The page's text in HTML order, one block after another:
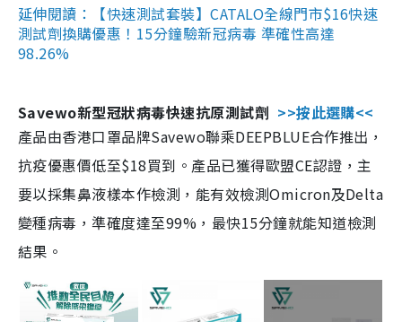
延伸閱讀：【快速測試套裝】CATALO全線門市$16快速
測試劑換購優惠！15分鐘驗新冠病毒 準確性高達
98.26%
Savewo新型冠狀病毒快速抗原測試劑 >>按此選購<<
產品由香港口罩品牌Savewo聯乘DEEPBLUE合作推出，
抗疫優惠價低至$18買到。產品已獲得歐盟CE認證，主
要以採集鼻液樣本作檢測，能有效檢測Omicron及Delta
變種病毒，準確度達至99%，最快15分鐘就能知道檢測
結果。